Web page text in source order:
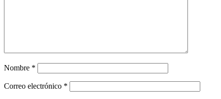
Nombre *
Correo electrónico *